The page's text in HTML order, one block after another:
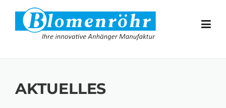
Skip to content
AKTUELLES